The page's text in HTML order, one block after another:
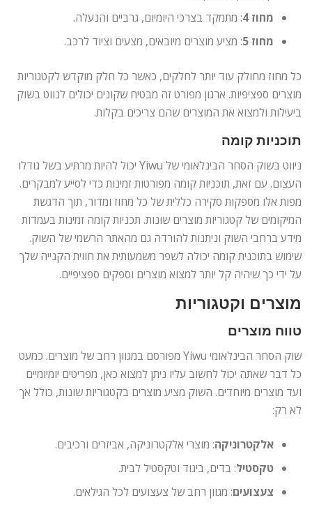
מחוז 4
: מתמקד בצרכי היומיום, גרביים והנעלה.
מחוז 5
: מציע מוצרים מיובאים, מצעים וציוד לרכב.
כל מחוז מחולק עוד יותר לחלקים, כאשר כל חלק מוקדש לקטגוריות
מוצרים ספציפיות. ארגון מפורט זה מבטיח שקונים יכולים לנווט בשוק
ביעילות ולמצוא את המוצרים שהם צריכים בקלות.
תוכניות קומה
ניווט בשוק הסחר הבינלאומי של Yiwu יכול להיות מרתיע בשל גודלו
העצום. עם זאת, תוכניות קומה מפורטות זמינות כדי לסייע למבקרים.
מפות אלו מספקות סקירה כללית של כל מחוז ומדור, תוך הדגשת
המיקומים של קטגוריות מוצרים שונות. תכניות קומה זמינות בעמדות
מידע ברחבי השוק וניתנות להורדה גם מהאתר הרשמי של השוק.
שימוש בתוכנית קומה יכולה לשפר משמעותית את חווית הקנייה שלך
על ידי כך שיהיה קל יותר למצוא מוצרים וספקים ספציפיים.
מוצרים וקטגוריות
טווח מוצרים
שוק הסחר הבינלאומי Yiwu מפורסם במגוון רחב של מוצרים. כמעט
כל דבר שאתה יכול לחשוב עליו ניתן למצוא כאן, מפריטים יומיומיים
ועד מוצרים מיוחדים. השוק מציע מוצרים בקטגוריות שונות, כולל אך
לא רק:
אלקטרוניקה: מוצרי אלקטרוניקה, אביזרים ורכיבים.
טקסטיל: בדים, ביגוד וטקסטיל לבית.
צעצועים: מגוון רחב של צעצועים לכל הגילאים.